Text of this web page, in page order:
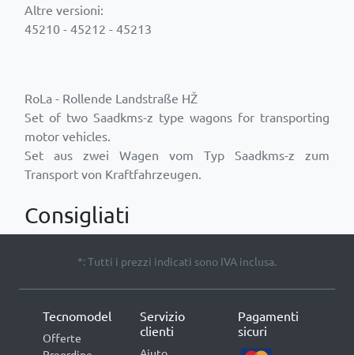
Altre versioni:
45210 - 45212 - 45213
RoLa - Rollende Landstraße HŽ
Set of two Saadkms-z type wagons for transporting
motor vehicles.
Set aus zwei Wagen vom Typ Saadkms-z zum
Consigliati
*: Tutti i prezzi indicati sono IVA inclusa.
Tecnomodel
Offerte
Servizio
clienti
Pagamenti
sicuri